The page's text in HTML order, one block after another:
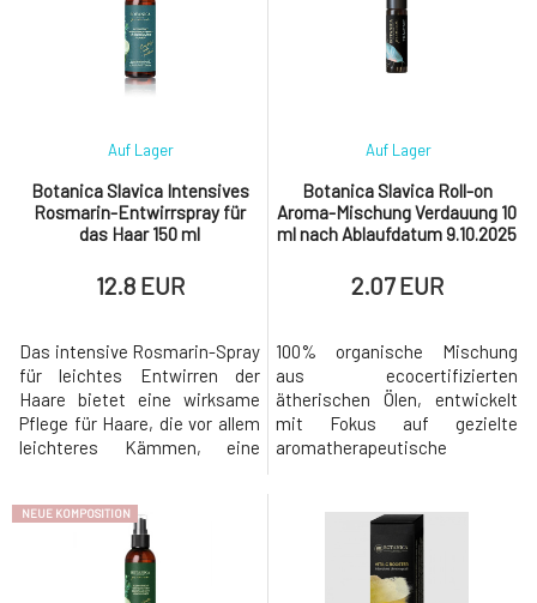
Soaphoria.sk s. r. o., Černyševského 10, 851 01 Bratislava,
Slovensko, botanicaslavica@gmail.com
Soaphoria.sk s. r. o. Černyševského 10, 851 01 Bratislava,
Slovensko botanicaslavica@gmail.com
Botanica Slavica Intensives
Rosmarin-Entwirrspray für
das Haar 150 ml
Auf Lager
12.8 EUR
Das intensive Rosmarin-Spray
für leichtes Entwirren der
Haare bietet eine wirksame
Pflege für Haare, die vor allem
leichteres Kämmen, eine
umfassende Regeneration
ohne Beschwerung benötigen.
Dank seiner ultraleichten
Zusammensetzung bietet es
Botanica Slavica Roll-on
Aroma-Mischung Verdauung 10
ml nach Ablaufdatum 9.10.2025
Auf Lager
2.07 EUR
100% organische Mischung
aus ecocertifizierten
ätherischen Ölen, entwickelt
mit Fokus auf gezielte
aromatherapeutische
unangenehme
Bauchschmerzen, Völlegefühl,
Verdauungsprobleme... Jeder
NEUE KOMPOSITION